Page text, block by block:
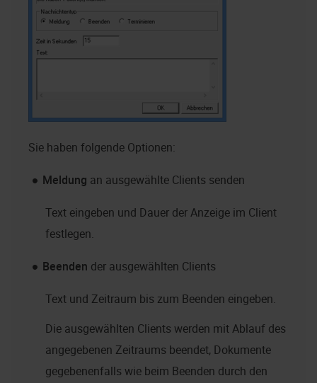
Sie haben folgende Optionen:
Meldung an ausgewählte Clients senden
Text eingeben und Dauer der Anzeige im Client
festlegen.
Beenden der ausgewählten Clients
Text und Zeitraum bis zum Beenden eingeben.
Die ausgewählten Clients werden mit Ablauf des
angegebenen Zeitraums beendet, Dokumente
gegebenenfalls wie beim Beenden durch den